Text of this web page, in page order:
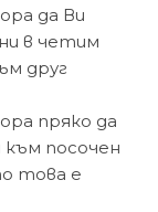
да Ви
в четим
друг
пряко да
посочен
това е